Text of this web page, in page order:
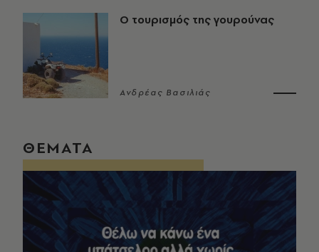
Ο τουρισμός της γουρούνας
Ανδρέας Βασιλιάς
ΘΕΜΑΤΑ